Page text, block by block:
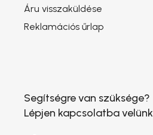
Áru visszaküldése
Reklamációs űrlap
Segítségre van szüksége?
Lépjen kapcsolatba velünk